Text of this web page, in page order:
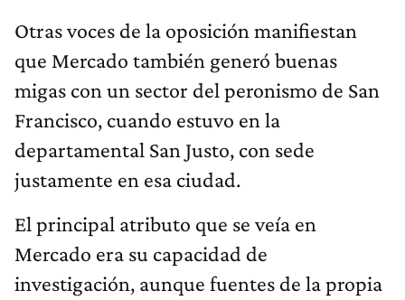
Otras voces de la oposición manifiestan
que Mercado también generó buenas
migas con un sector del peronismo de San
Francisco, cuando estuvo en la
departamental San Justo, con sede
justamente en esa ciudad.
El principal atributo que se veía en
Mercado era su capacidad de
investigación, aunque fuentes de la propia